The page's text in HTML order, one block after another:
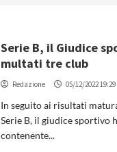
Serie B, il Giudice
multati tre club
Redazione 05/12/2022 19:29
In seguito ai risultati
Serie B, il giudice sportivo
contenente...